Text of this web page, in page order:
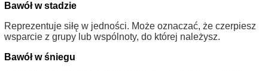
Bawół w stadzie
Reprezentuje siłę w jedności. Może oznaczać, że czerpiesz
wsparcie z grupy lub wspólnoty, do której należysz.
Bawół w śniegu